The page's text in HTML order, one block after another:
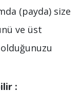
(payda) size
ve üst
: